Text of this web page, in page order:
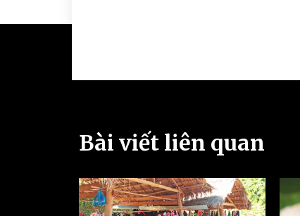
Bài viết liên quan